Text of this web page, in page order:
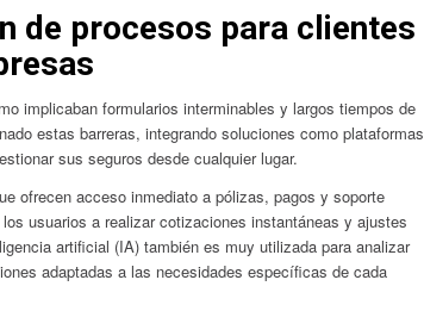
de procesos para clientes
implicaban formularios interminables y largos tiempos de
estas barreras, integrando soluciones como plataformas
sus seguros desde cualquier lugar.
ofrecen acceso inmediato a pólizas, pagos y soporte
usuarios a realizar cotizaciones instantáneas y ajustes
artificial (IA) también es muy utilizada para analizar
adaptadas a las necesidades específicas de cada